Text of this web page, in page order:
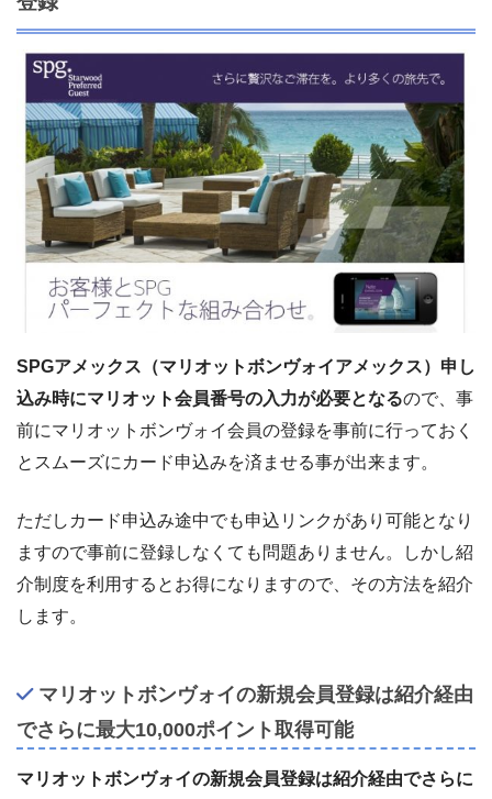
SPGアメックス（マリオットボンヴォイアメックス）申し
込み時にマリオット会員番号の入力が必要となるので、 事
前にマリオットボンヴォイ会員の登録を事前に行っておく
とスムーズにカード申込みを済ませる事が出来ます。
ただしカード申込み途中でも申込リンクがあり可能となり
ますので事前に登録しなくても問題ありません。しかし紹
介制度を利用するとお得になりますので、その方法を紹介
します。
マリオットボンヴォイの新規会員登録は紹介経由
でさらに最大10,000ポイント取得可能
マリオットボンヴォイの新規会員登録は紹介経由でさらに